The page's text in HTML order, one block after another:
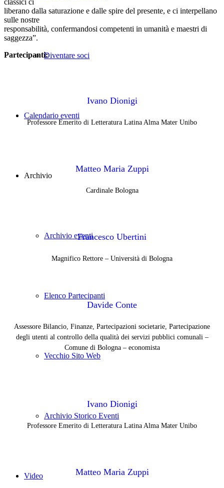
Diventare soci
Calendario eventi
Archivio
Archivio eventi
Elenco Partecipanti
Vecchio Sito Web
Archivio Storico Eventi
Video
classici ci
liberano dalla saturazione e dalle spire del presente, e ci interpellano
sulle nostre
responsabilità, confermandosi competenti in umanità e maestri di
saggezza”.
Partecipanti:
Ivano Dionigi
Professore Emerito di Letteratura Latina Alma Mater Unibo
Matteo Maria Zuppi
Cardinale Bologna
Francesco Ubertini
Magnifico Rettore – Università di Bologna
Davide Conte
Assessore Bilancio, Finanze, Partecipazioni societarie, Partecipazione
degli utenti al controllo della qualità dei servizi pubblici comunali –
Comune di Bologna – economista
Ivano Dionigi
Professore Emerito di Letteratura Latina Alma Mater Unibo
Matteo Maria Zuppi